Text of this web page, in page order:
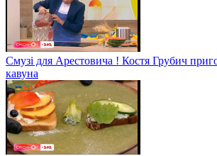
Смузі для Арестовича ! Костя Грубич
кавуна